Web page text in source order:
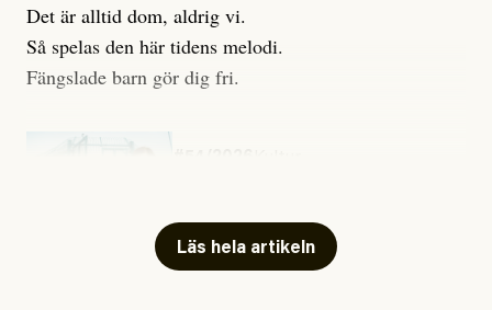
Det är alltid dom, aldrig vi.
Så spelas den här tidens melodi.
Fängslade barn gör dig fri.
Läs hela artikeln